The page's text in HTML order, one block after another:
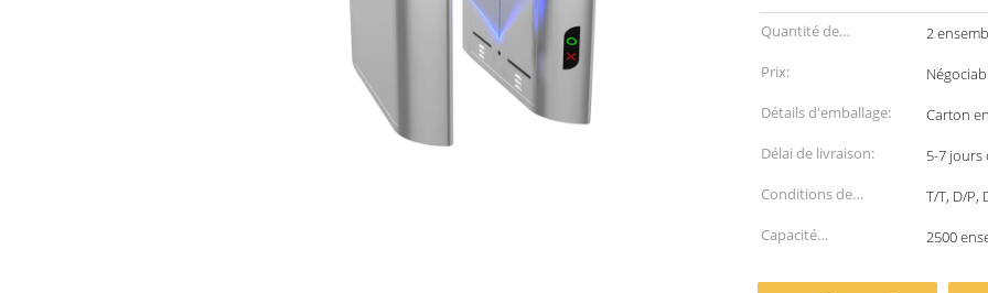
Quantité de
commande min:
2
Prix:
Détails d'emballage:
Carton
Délai de livraison:
5-7 jours
Conditions de
paiement:
T/T, D/P,
Capacité
2500